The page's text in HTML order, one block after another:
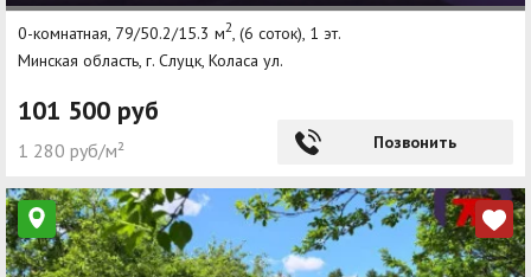
0-комнатная, 79/50.2/15.3 м2 , (6 соток), 1 эт.
Минская область, г. Слуцк, Коласа ул.
101 500 руб
1 280 руб/м² Позвонить